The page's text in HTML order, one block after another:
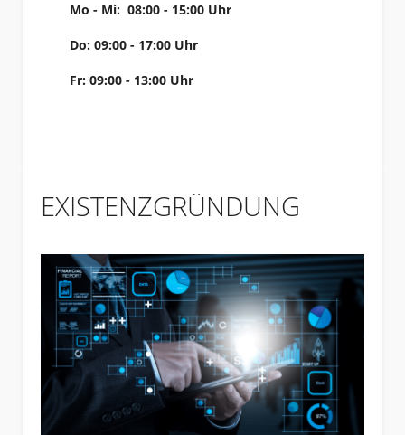
Mo - Mi: 08:00 - 15:00 Uhr
Do: 09:00 - 17:00 Uhr
Fr: 09:00 - 13:00 Uhr
EXISTENZGRÜNDUNG